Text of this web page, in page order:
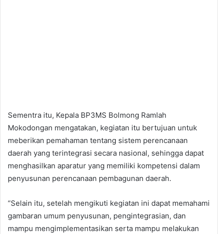
Sementra itu, Kepala BP3MS Bolmong Ramlah
Mokodongan mengatakan, kegiatan itu bertujuan untuk
meberikan pemahaman tentang sistem perencanaan
daerah yang terintegrasi secara nasional, sehingga dapat
menghasilkan aparatur yang memiliki kompetensi dalam
penyusunan perencanaan pembagunan daerah.
“Selain itu, setelah mengikuti kegiatan ini dapat memahami
gambaran umum penyusunan, pengintegrasian, dan
mampu mengimplementasikan serta mampu melakukan